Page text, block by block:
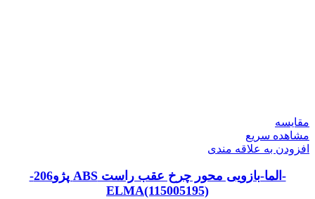
مقایسه
مشاهده سریع
افزودن به علاقه مندی
-الما-بازویی محور چرخ عقب راست ABS پژو206-
ELMA(115005195)